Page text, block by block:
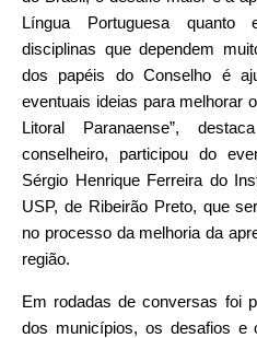
Língua Portuguesa
disciplinas que dependem
dos papéis do Conselho é
eventuais ideias para melhorar
Litoral Paranaense”,
conselheiro, participou do
Sérgio Henrique Ferreira do
USP, de Ribeirão Preto, que
no processo da melhoria da
região.
Em rodadas de conversas foi
dos municípios, os desafios e